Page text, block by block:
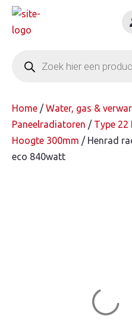
Skip
zoeken
Home /Water, gas &
Paneelradiatoren / Type 22
Hoogte 300mm / Henrad
eco 840watt